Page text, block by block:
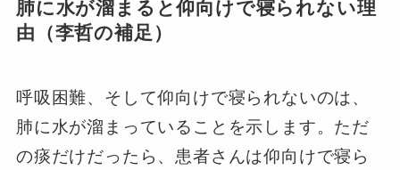
肺に水が溜まると仰向けで寝られない理
由（李哲の補足）
呼吸困難、そして仰向けで寝られないのは、
肺に水が溜まっていることを示します。ただ
の痰だけだったら、患者さんは仰向けで寝ら